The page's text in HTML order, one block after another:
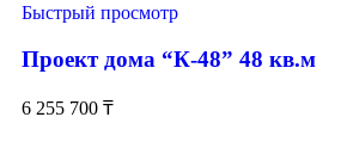
Быстрый просмотр
Проект дома “К-48” 48 кв.м
6 255 700 ₸